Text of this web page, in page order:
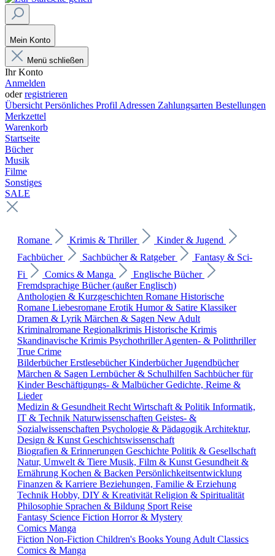
Mein Konto
Menü schließen
Ihr Konto
Anmelden
oderregistrieren
Übersicht Persönliches Profil Adressen Zahlungsarten Bestellungen
Merkzettel
Warenkorb
Startseite
Bücher
Musik
Filme
Sonstiges
SALE
Romane Krimis & Thriller
Kinder & Jugend
Fachbücher
Sachbücher & Ratgeber
Fantasy & Sci-
Fi
Comics & Manga
Englische Bücher
Fremdsprachige Bücher (außer Englisch)
Anthologien & Kurzgeschichten Romane Historische
Romane Liebesromane Erotik Humor & Satire Klassiker
Dramen & Lyrik Märchen & Sagen New Adult
Kriminalromane Regionalkrimis Historische Krimis
Skandinavische Krimis PsychothrillerAgenten- & Politthriller
True Crime
BilderbücherErstlesebücherKinderbücherJugendbücher
Märchen & Sagen Lernbücher & Schulhilfen Sachbücher für
KinderBeschäftigungs- & MalbücherGedichte, Reime &
Lieder
Medizin & Gesundheit Recht Wirtschaft & Politik Informatik,
IT & Technik Naturwissenschaften Geistes- &
Sozialwissenschaften Psychologie & Pädagogik Architektur,
Design & Kunst Geschichtswissenschaft
Biografien & Erinnerungen Geschichte Politik & Gesellschaft
Natur, Umwelt & Tiere Musik, Film & Kunst Gesundheit &
Ernährung Kochen & Backen Persönlichkeitsentwicklung
Finanzen & Karriere Beziehungen, Familie & Erziehung
Technik Hobby, DIY & Kreativität Religion & Spiritualität
Philosophie Sprachen & Bildung Sport Reise
Fantasy Science Fiction Horror & Mystery
Comics Manga
Fiction Non-Fiction Children's BooksYoung Adult Classics
Comics & Manga